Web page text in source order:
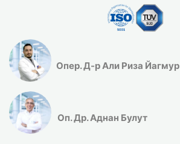
Опер. Д-р Али Риза Йагмур
Оп. Др. Аднан Булут